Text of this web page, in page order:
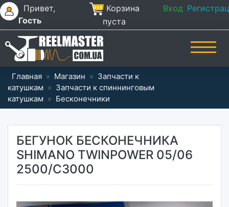
Привет,
Гость
Корзина
пуста
Вход
Главная » Магазин » Запчасти к
катушкам » Запчасти к спиннинговым
катушкам » Бесконечники
БЕГУНОК БЕСКОНЕЧНИКА
SHIMANO TWINPOWER 05/06
2500/C3000